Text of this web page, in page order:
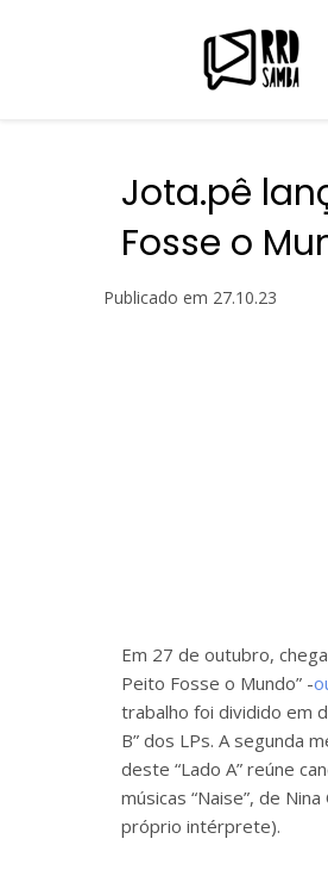
Jota.pê
Fosse o
Publicado em 27.10.23
Em 27 de outubro,
Peito Fosse o Mundo” -
trabalho foi dividido em
B” dos LPs. A segunda
deste “Lado A” reúne
músicas “Naise”, de
próprio intérprete).